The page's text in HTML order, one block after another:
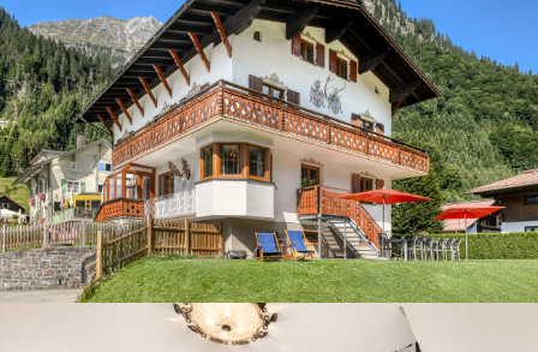
Region auswählen
Brandnertal
Bregenzerwald
Montafon
DE
EN
NL